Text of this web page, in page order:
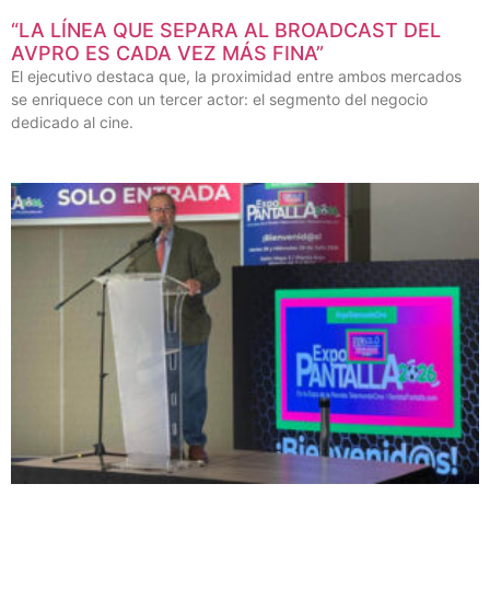
“LA LÍNEA QUE SEPARA AL BROADCAST DEL
AVPRO ES CADA VEZ MÁS FINA”
El ejecutivo destaca que, la proximidad entre ambos mercados
se enriquece con un tercer actor: el segmento del negocio
dedicado al cine.